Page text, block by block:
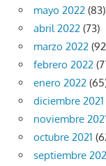
mayo 2022 (83)
abril 2022 (73)
marzo 2022
febrero 2022
enero 2022
diciembre 2021
noviembre
octubre 2021
septiembre